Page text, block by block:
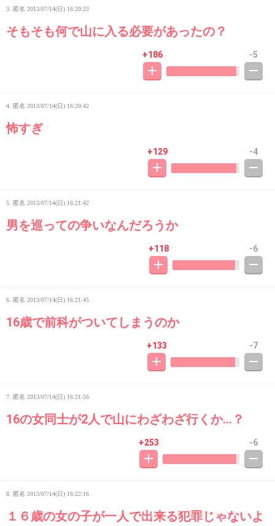
3. 匿名 2013/07/14(日) 16:20:23
そもそも何で山に入る必要があったの？
+186 -5
4. 匿名 2013/07/14(日) 16:20:42
怖すぎ
+129 -4
5. 匿名 2013/07/14(日) 16:21:42
男を巡っての争いなんだろうか
+118 -6
6. 匿名 2013/07/14(日) 16:21:45
16歳で前科がついてしまうのか
+133 -7
7. 匿名 2013/07/14(日) 16:21:56
16の女同士が2人で山にわざわざ行くか…？
+253 -6
8. 匿名 2013/07/14(日) 16:22:16
１６歳の女の子が一人で出来る犯罪じゃないよ